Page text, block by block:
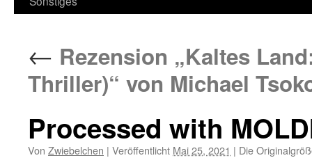
← Rezension „Kaltes
Thriller)“ von Michael
Processed with
Von Zwiebelchen | Veröffentlicht Mai 25, 2021 | Die